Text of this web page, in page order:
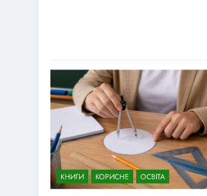
КНИГИ КОРИСНЕ ОСВІТА